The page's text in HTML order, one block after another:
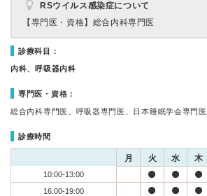
RSウイルス感染症について
【専門医・資格】 総合内科専門医
診療科目：
内科、呼吸器内科
専門医・資格：
総合内科専門医、呼吸器専門医、日本睡眠学会専門医
診療時間
月 火 水 木
10:00-13:00
16:00-19:00